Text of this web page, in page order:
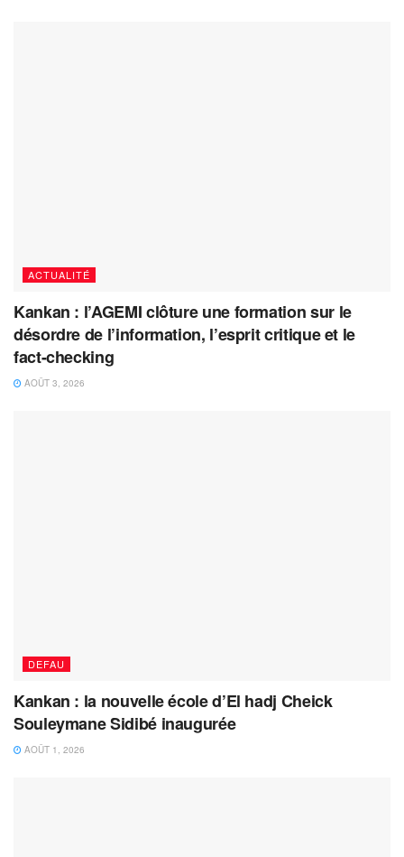
ACTUALITÉ
Kankan : l’AGEMI clôture une formation sur le
désordre de l’information, l’esprit critique et le
fact-checking
AOÛT 3, 2026
DEFAU
Kankan : la nouvelle école d’El hadj Cheick
Souleymane Sidibé inaugurée
AOÛT 1, 2026